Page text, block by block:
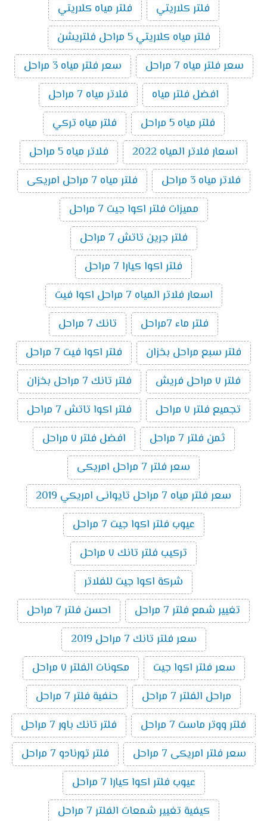
فلتر كلاريتي
فلتر مياه كلاريتي
فلتر مياه كلاريتي 5 مراحل فلتريشن
سعر فلتر مياه 7 مراحل
سعر فلتر مياه 3 مراحل
افضل فلتر مياه
فلاتر مياه 7 مراحل
فلتر مياه 5 مراحل
فلتر مياه تركي
اسعار فلاتر المياه 2022
فلاتر مياه 5 مراحل
فلاتر مياه 3 مراحل
فلتر مياه 7 مراحل امريكى
مميزات فلتر اكوا جيت 7 مراحل
فلتر جرين تاتش 7 مراحل
فلتر اكوا كيارا 7 مراحل
اسعار فلاتر المياه 7 مراحل اكوا فيت
فلتر ماء 7مراحل
تانك 7 مراحل
فلتر سبع مراحل بخزان
فلتر اكوا فيت 7 مراحل
فلتر ٧ مراحل فريش
فلتر تانك 7 مراحل بخزان
تجميع فلتر ٧ مراحل
فلتر اكوا تاتش 7 مراحل
ثمن فلتر 7 مراحل
افضل فلتر ٧ مراحل
سعر فلتر 7 مراحل امريكى
سعر فلتر مياه 7 مراحل تايوانى امريكي 2019
عيوب فلتر اكوا جيت 7 مراحل
تركيب فلتر تانك ٧ مراحل
شركة اكوا جيت للفلاتر
تغيير شمع فلتر 7 مراحل
احسن فلتر 7 مراحل
سعر فلتر تانك 7 مراحل 2019
سعر فلتر اكوا جيت
مكونات الفلتر ٧ مراحل
مراحل الفلتر 7 مراحل
حنفية فلتر 7 مراحل
فلتر ووتر ماست 7 مراحل
فلتر تانك باور 7 مراحل
سعر فلتر امريكى 7 مراحل
فلتر تورنادو 7 مراحل
عيوب فلتر اكوا كيارا 7 مراحل
كيفية تغيير شمعات الفلتر 7 مراحل